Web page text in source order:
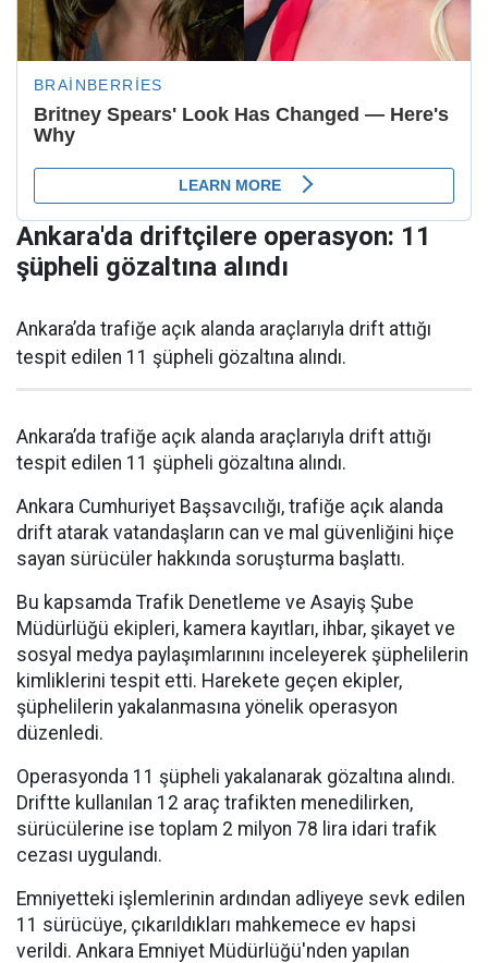
Ankara'da driftçilere operasyon: 11
şüpheli gözaltına alındı
Ankara’da trafiğe açık alanda araçlarıyla drift attığı
tespit edilen 11 şüpheli gözaltına alındı.
Ankara’da trafiğe açık alanda araçlarıyla drift attığı
tespit edilen 11 şüpheli gözaltına alındı.
Ankara Cumhuriyet Başsavcılığı, trafiğe açık alanda
drift atarak vatandaşların can ve mal güvenliğini hiçe
sayan sürücüler hakkında soruşturma başlattı.
Bu kapsamda Trafik Denetleme ve Asayiş Şube
Müdürlüğü ekipleri, kamera kayıtları, ihbar, şikayet ve
sosyal medya paylaşımlarınını inceleyerek şüphelilerin
kimliklerini tespit etti. Harekete geçen ekipler,
şüphelilerin yakalanmasına yönelik operasyon
düzenledi.
Operasyonda 11 şüpheli yakalanarak gözaltına alındı.
Driftte kullanılan 12 araç trafikten menedilirken,
sürücülerine ise toplam 2 milyon 78 lira idari trafik
cezası uygulandı.
Emniyetteki işlemlerinin ardından adliyeye sevk edilen
11 sürücüye, çıkarıldıkları mahkemece ev hapsi
verildi. Ankara Emniyet Müdürlüğü'nden yapılan